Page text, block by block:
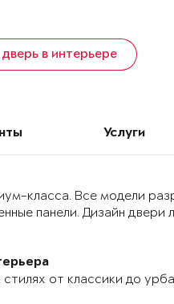
в интерьере
Услуги
класса. Все модели
панели. Дизайн двери
от классики до